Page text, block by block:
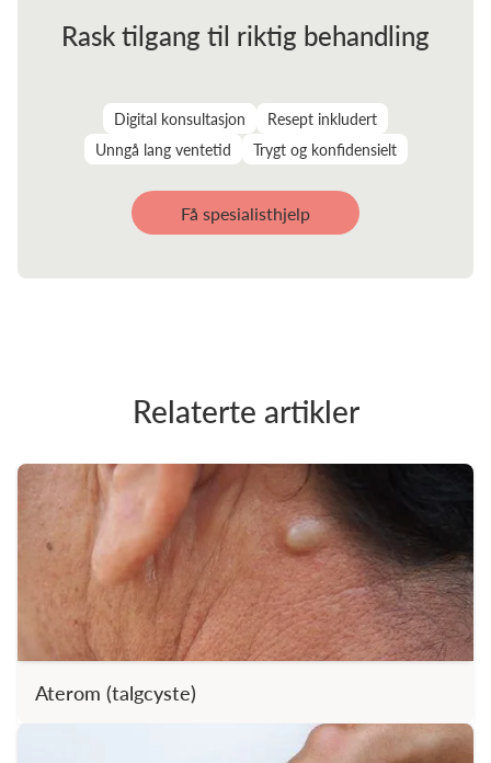
Rask tilgang til riktig behandling
Digital konsultasjon
Resept inkludert
Unngå lang ventetid
Trygt og konfidensielt
Få spesialisthjelp
Relaterte artikler
Aterom (talgcyste)